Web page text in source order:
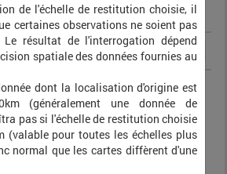
Nom vernaculaire
Orthosie rougeoyante (L')
de l'échelle de restitution choisie, il
certaines observations ne soient pas
résultat de l'interrogation dépend
spatiale des données fournies au
dont la localisation d'origine est
(généralement une donnée de
pas si l'échelle de restitution choisie
(valable pour toutes les échelles plus
normal que les cartes diffèrent d'une